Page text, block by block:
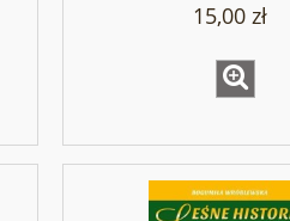
15,00 zł